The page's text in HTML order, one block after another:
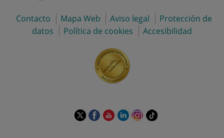
Contacto Mapa Web Aviso legal
Protección de
datos
Política de cookies Accesibilidad
EsteEsteEsteEsteEsteEnlace